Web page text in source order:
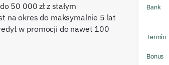
50 000 zł z stałym
na okres do maksymalnie 5 lat
w promocji do nawet 100
Bank
Termin
Bonus